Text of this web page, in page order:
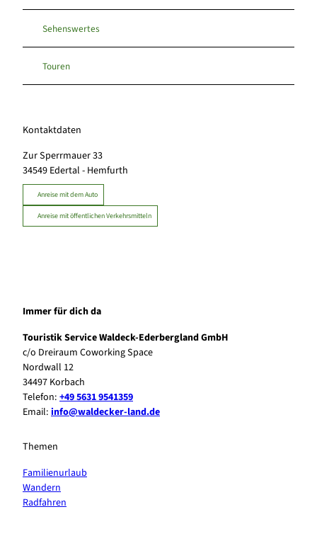
Sehenswertes
Touren
Kontaktdaten
Zur Sperrmauer 33
34549 Edertal - Hemfurth
Anreise mit dem Auto
Anreise mit öffentlichen Verkehrsmitteln
Immer für dich da
Touristik Service Waldeck-Ederbergland GmbH
c/o Dreiraum Coworking Space
Nordwall 12
34497 Korbach
Telefon: +49 5631 9541359
Email: info@waldecker-land.de
Themen
Familienurlaub
Wandern
Radfahren